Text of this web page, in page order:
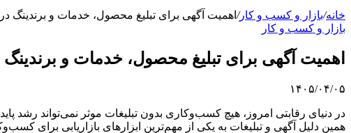
خانه/بازار و کسب و کار/ اهمیت آگهی برای تبلیغ محصول، خدمات و برندینگ
بازار و کسب و کار
اهمیت آگهی برای تبلیغ محصول، خدمات و
۱۴۰۵/۰۴/۰۵
در دنیای رقابتی امروز، هیچ کسب‌وکاری بدون تبلیغات موثر نمی‌تواند رشد
همین دلیل آگهی و تبلیغات به یکی از مهم‌ترین ابزارهای بازاریابی برای